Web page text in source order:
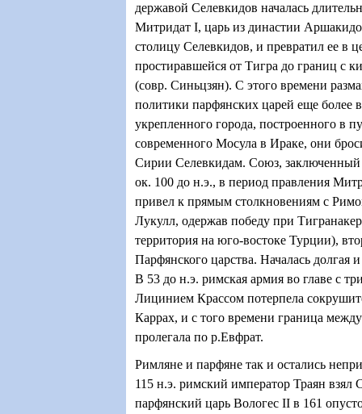
державой Селевкидов началась
Митридат I, царь из династии
столицу Селевкидов, и превратил ее в
простиравшейся от Тигра до границ с
(совр. Синьцзян). С этого времени
политики парфянских царей еще более
укрепленного города, построенного в
современного Мосула в Ираке, они
Сирии Селевкидам. Союз,
ок. 100 до н.э., в период правления
привел к прямым столкновениям с
Лукулл, одержав победу при
территория на юго-востоке Турции),
Парфянского царства. Началась долгая
В 53 до н.э. римская армия во главе с
Лицинием Крассом потерпела
Каррах, и с того времени граница
пролегала по р.Евфрат.
Римляне и парфяне так и остались
115 н.э. римский император Траян взял
парфянский царь Вологес II в 161